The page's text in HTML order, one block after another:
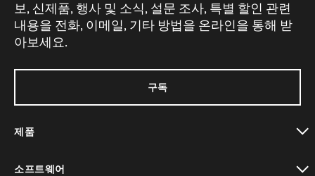
보, 신제품, 행사 및 소식, 설문 조사, 특별 할인 관련
내용을 전화, 이메일, 기타 방법을 온라인을 통해 받
아보세요.
구독
제품
소프트웨어